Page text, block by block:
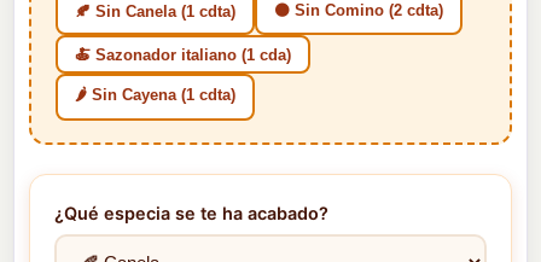
🍂 Sin Canela (1 cdta) 🟤 Sin Comino (2 cdta)
🍝 Sazonador italiano (1 cda)
🌶️ Sin Cayena (1 cdta)
¿Qué especia se te ha acabado?